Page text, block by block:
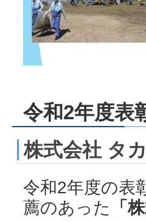
令和2年度表
株式会社 タ
令和2年度の表
薦のあった
「